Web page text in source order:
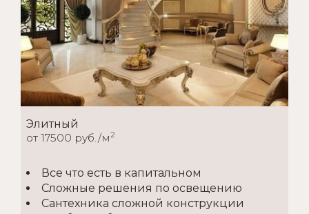
Элитный
от 17500 руб./м2
Все что есть в капитальном
Сложные решения по освещению
Сантехника сложной конструкции